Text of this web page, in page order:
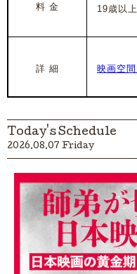
料 金 19歳以上
詳 細 映画空
Today's Schedule
2026.08.07 Friday